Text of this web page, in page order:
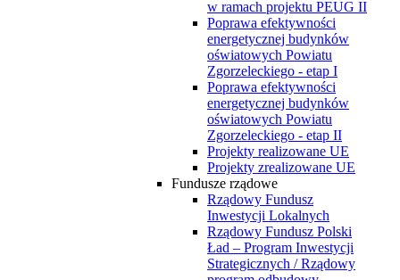
w ramach projektu PEUG II
Poprawa efektywności
energetycznej budynków
oświatowych Powiatu
Zgorzeleckiego - etap I
Poprawa efektywności
energetycznej budynków
oświatowych Powiatu
Zgorzeleckiego - etap II
Projekty realizowane UE
Projekty zrealizowane UE
Fundusze rządowe
Rządowy Fundusz
Inwestycji Lokalnych
Rządowy Fundusz Polski
Ład – Program Inwestycji
Strategicznych / Rządowy